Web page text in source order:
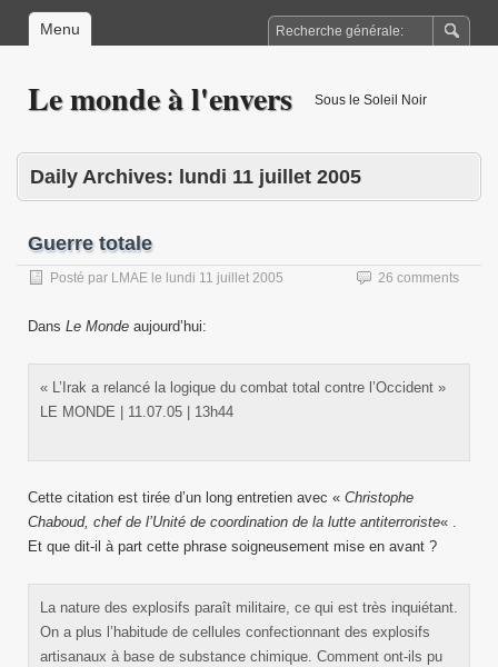
Menu
Le monde à l'envers Sous le Soleil Noir
Daily Archives: lundi 11 juillet 2005
Guerre totale
Posté par LMAE le lundi 11 juillet 2005 26 comments
Dans Le Monde aujourd’hui:
« L’Irak a relancé la logique du combat total contre l’Occident »
LE MONDE | 11.07.05 | 13h44
Cette citation est tirée d’un long entretien avec « Christophe
Chaboud, chef de l’Unité de coordination de la lutte antiterroriste« .
Et que dit-il à part cette phrase soigneusement mise en avant ?
La nature des explosifs paraît militaire, ce qui est très inquiétant.
On a plus l’habitude de cellules confectionnant des explosifs
artisanaux à base de substance chimique. Comment ont-ils pu